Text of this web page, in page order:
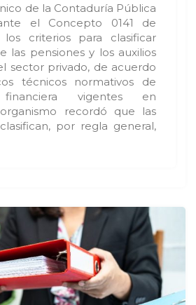
de la Contaduría Pública
el Concepto 0141 de
los criterios para clasificar
las pensiones y los auxilios
sector privado, de acuerdo
técnicos normativos de
financiera vigentes en
recordó que las
por regla general,